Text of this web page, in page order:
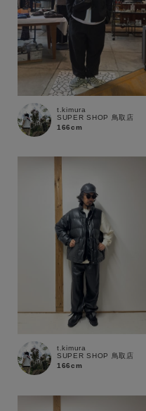
商品タイプ
通常商品
セール価格
在庫
在庫あり
t.kimura
SUPER SHOP 鳥取店
166cm
t.kimura
SUPER SHOP 鳥取店
166cm